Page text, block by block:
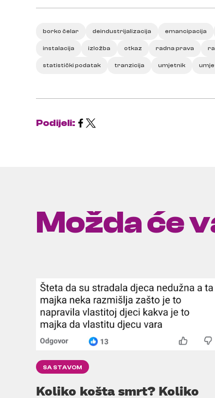
borko čelar deindustrijalizacija emancipacija
instalacija izložba otkaz radna prava
statistički podatak tranzicija umjetnik
Podijeli:
Možda će
SA STAVOM
Koliko košta smrt? Koliko